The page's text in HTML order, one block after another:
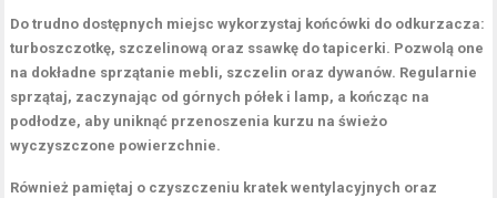
Do trudno dostępnych miejsc wykorzystaj końcówki do odkurzacza:
turboszczotkę, szczelinową oraz ssawkę do tapicerki. Pozwolą one
na dokładne sprzątanie mebli, szczelin oraz dywanów. Regularnie
sprzątaj, zaczynając od górnych półek i lamp, a kończąc na
podłodze, aby uniknąć przenoszenia kurzu na świeżo
wyczyszczone powierzchnie.
Również pamiętaj o czyszczeniu kratek wentylacyjnych oraz